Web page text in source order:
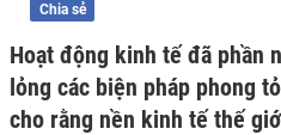
Chia sẻ
Hoạt động kinh tế đã phần
lỏng các biện pháp phong
cho rằng nền kinh tế thế